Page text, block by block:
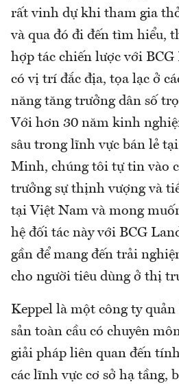
rất vinh dự khi tham gia
và qua đó đi đến tìm hiểu,
hợp tác chiến lược với
có vị trí đắc địa, tọa lạc ở
năng tăng trưởng dân số
Với hơn 30 năm kinh
sâu trong lĩnh vực bán lẻ
Minh, chúng tôi tự tin vào
trưởng sự thịnh vượng và
tại Việt Nam và mong
hệ đối tác này với BCG
gần để mang đến trải
cho người tiêu dùng ở thị
Keppel là một công ty
sản toàn cầu có chuyên
giải pháp liên quan đến
các lĩnh vực cơ sở hạ tầng,